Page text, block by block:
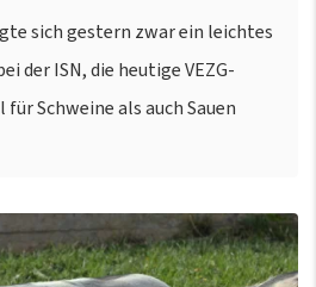
sich gestern zwar ein leichtes
der ISN, die heutige VEZG-
Schweine als auch Sauen